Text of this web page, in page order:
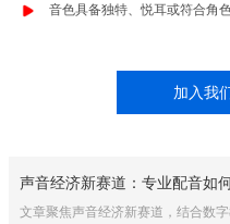
加入我
音色具备独特、悦耳或符合角
官网
声音经济新赛道：专业配音如
文章聚焦声音经济新赛道，结合数